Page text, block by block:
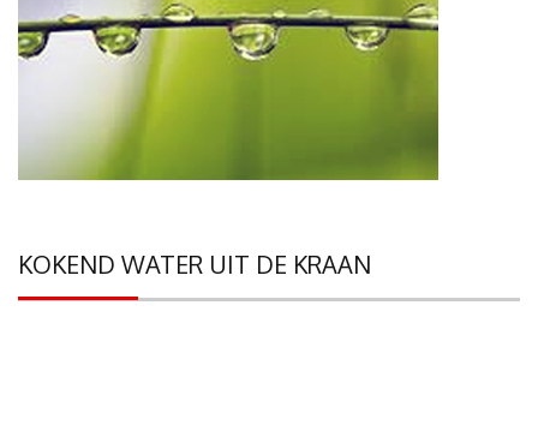
KOKEND WATER UIT DE KRAAN